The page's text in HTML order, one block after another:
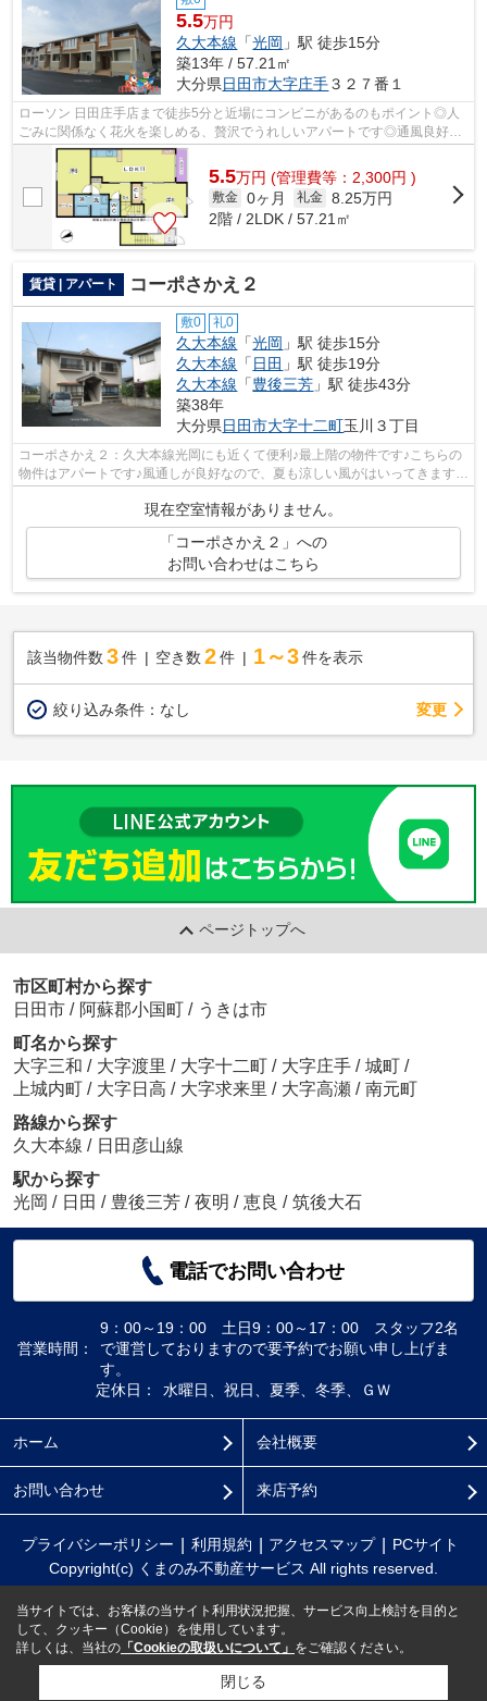
5.5万円
久大本線 「光岡 」駅 徒歩15分
築13年 / 57.21㎡
大分県日田市大字庄手３２７番１
ローソン 日田庄手店まで徒歩5分と近場にコンビニがあるのもポイント◎人
ごみに関係なく花火を楽しめる、贅沢でうれしいアパートです◎通風良好の
涼しく気持ちの良い空間をご提供いたし...
5.5万円 (管理費等：2,300円 )
敷金 0ヶ月 礼金 8.25万円
2階 / 2LDK / 57.21㎡
賃貸 | アパート コーポさかえ２
敷0 礼0
久大本線 「光岡 」駅 徒歩15分
久大本線 「 日田 」駅 徒歩19分
久大本線 「豊後三芳 」駅 徒歩43分
築38年
大分県日田市大字十二町玉川３丁目
コーポさかえ２：久大本線光岡にも近くて便利♪最上階の物件です♪こちらの
物件はアパートです♪風通しが良好なので、夏も涼しい風がはいってきます♪
日田市エリアにある賃貸情報のことな...
現在空室情報がありません。
「コーポさかえ２」への
お問い合わせはこちら
該当物件数 3件 空き数 2 件 1～3 件を表示
絞り込み条件： なし 変更
ページトップへ
市区町村から探す
日田市 / 阿蘇郡小国町 / うきは市
町名から探す
大字三和 / 大字渡里 / 大字十二町 / 大字庄手 / 城町 /
上城内町 / 大字日高 / 大字求来里 / 大字高瀬 / 南元町
路線から探す
久大本線 / 日田彦山線
駅から探す
光岡 / 日田 / 豊後三芳 / 夜明 / 恵良 / 筑後大石
電話でお問い合わせ
営業時間：
9：00～19：00 土日9：00～17：00 スタッフ2名
で運営しておりますので要予約でお願い申し上げま
す。
定休日：
水曜日、祝日、夏季、冬季、ＧＷ
ホーム 会社概要
お問い合わせ 来店予約
プライバシーポリシー 利用規約 アクセスマップ
PCサイト
Copyright(c) くまのみ不動産サービス All rights reserved.
当サイトでは、お客様の当サイト利用状況把握、サービス向上検討を目的と
して、クッキー（Cookie）を使用しています。
詳しくは、当社の 「Cookieの取扱いについて」 をご確認ください。
閉じる